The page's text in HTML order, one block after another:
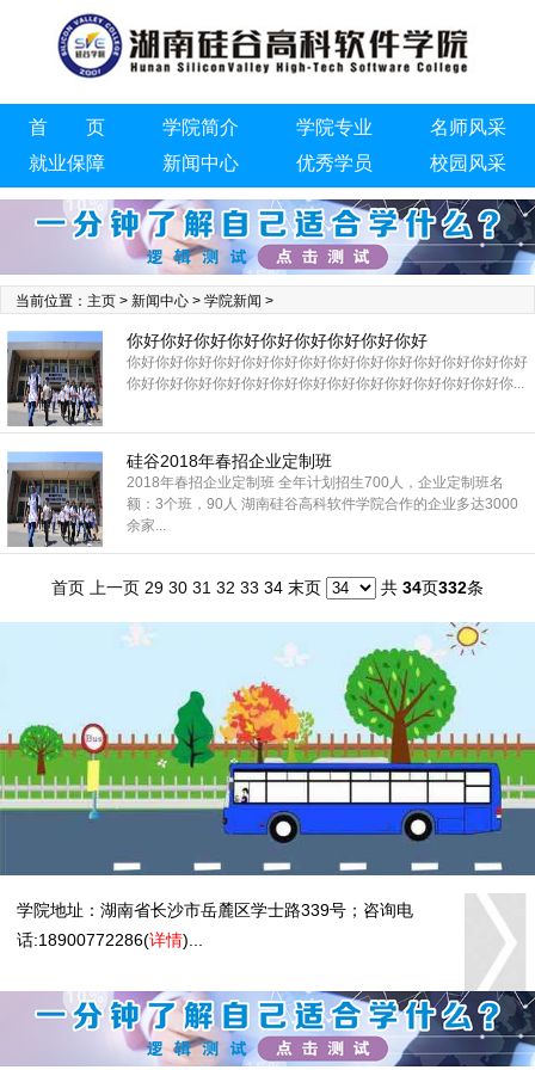
首 页 学院简介 学院专业
名师风采
就业保障
新闻中心 优秀学员
校园风采
联系我们
当前位置： 主页 > 新闻中心 > 学院新闻 >
你好你好你好你好你好你好你好你好你好
你好你好你好你好你好你好你好你好你好你好你好你好你好你好
你好你好你好你好你好你好你好你好你好你好你好你好你好你...
硅谷2018年春招企业定制班
2018年春招企业定制班 全年计划招生700人，企业定制班名
额：3个班，90人 湖南硅谷高科软件学院合作的企业多达3000
余家...
首页 上一页 29 30 31 32 33 34 末页 共 34页332条
学院地址：湖南省长沙市岳麓区学士路339号；咨询电
话:18900772286(详情)...